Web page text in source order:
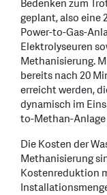
Bedenken zum
geplant, also eine
Power-to-Gas-
Elektrolyseuren
Methanisierung.
bereits nach 20
erreicht werden,
dynamisch im
to-Methan-Anlage
Die Kosten der
Methanisierung
Kostenreduktion